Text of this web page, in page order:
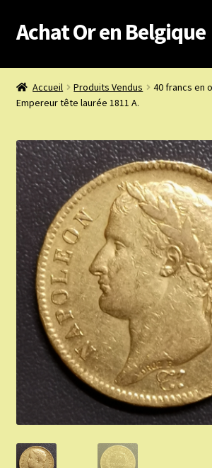
Aller
à
navigation
Aller
au
Achat Or en Belgique
Achat or en Belgique
Boutique or et argent
Confidentialité
Heures d’ouverture
Nous achetons
Nous contacter
Validation de la commande
Vous Vendez
Articles Or et Argent
Conditions d’utilisation
Accueil Produits Vendus
40 francs en
Empereur tête laurée 1811 A.